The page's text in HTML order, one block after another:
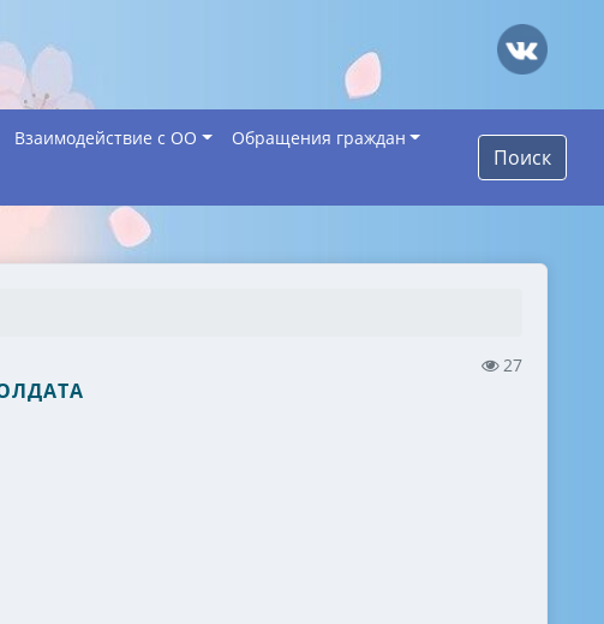
Взаимодействие с ОО
Обращения граждан
Поиск
27